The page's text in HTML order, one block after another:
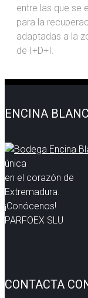
entre las que se
para la
adaptadas a la
de I+D+I.
ENCINA
única
en el corazón de
Extremadura.
¡Conócenos!
PARFOEX SLU
CONTACTA